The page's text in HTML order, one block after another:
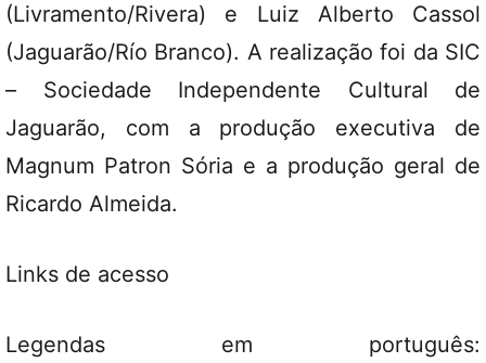
(Livramento/Rivera) e Luiz Alberto Cassol
(Jaguarão/Río Branco). A realização foi da SIC
– Sociedade Independente Cultural de
Jaguarão, com a produção executiva de
Magnum Patron Sória e a produção geral de
Ricardo Almeida.
Links de acesso
Legendas em português: